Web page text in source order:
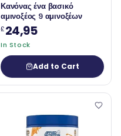
Κανόνας ένα βασικό
αμινοξέος 9 αμινοξέων
£24,95
In Stock
Add to Cart